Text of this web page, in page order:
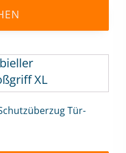
Tür-